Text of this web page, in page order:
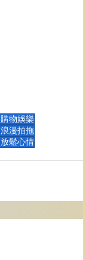
物娛樂
漫拍拖
鬆心情